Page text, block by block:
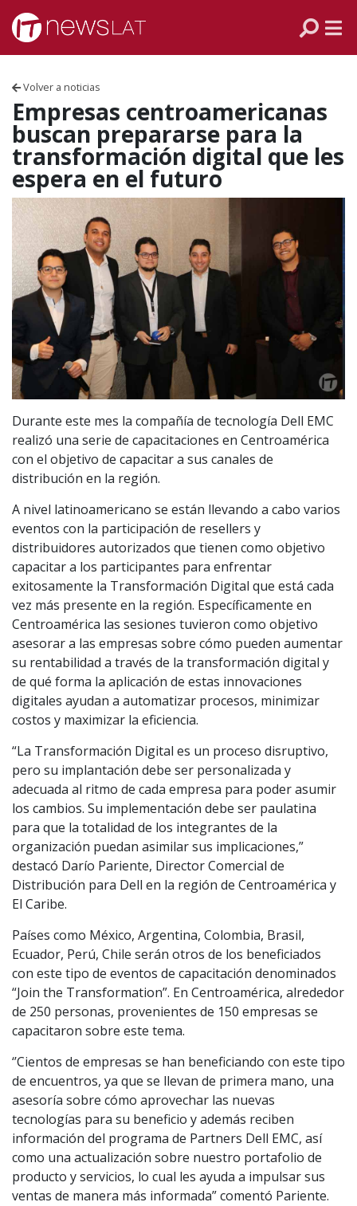
Skip to content
Volver a noticias
Empresas centroamericanas
buscan prepararse para la
transformación digital que les
espera en el futuro
Durante este mes la compañía de tecnología Dell EMC
realizó una serie de capacitaciones en Centroamérica
con el objetivo de capacitar a sus canales de
distribución en la región.
A nivel latinoamericano se están llevando a cabo varios
eventos con la participación de resellers y
distribuidores autorizados que tienen como objetivo
capacitar a los participantes para enfrentar
exitosamente la Transformación Digital que está cada
vez más presente en la región. Específicamente en
Centroamérica las sesiones tuvieron como objetivo
asesorar a las empresas sobre cómo pueden aumentar
su rentabilidad a través de la transformación digital y
de qué forma la aplicación de estas innovaciones
digitales ayudan a automatizar procesos, minimizar
costos y maximizar la eficiencia.
“La Transformación Digital es un proceso disruptivo,
pero su implantación debe ser personalizada y
adecuada al ritmo de cada empresa para poder asumir
los cambios. Su implementación debe ser paulatina
para que la totalidad de los integrantes de la
organización puedan asimilar sus implicaciones,”
destacó Darío Pariente, Director Comercial de
Distribución para Dell en la región de Centroamérica y
El Caribe.
Países como México, Argentina, Colombia, Brasil,
Ecuador, Perú, Chile serán otros de los beneficiados
con este tipo de eventos de capacitación denominados
“Join the Transformation”. En Centroamérica, alrededor
de 250 personas, provenientes de 150 empresas se
capacitaron sobre este tema.
‘’Cientos de empresas se han beneficiando con este tipo
de encuentros, ya que se llevan de primera mano, una
asesoría sobre cómo aprovechar las nuevas
tecnologías para su beneficio y además reciben
información del programa de Partners Dell EMC, así
como una actualización sobre nuestro portafolio de
producto y servicios, lo cual les ayuda a impulsar sus
ventas de manera más informada” comentó Pariente.
VENEZUELA
ECUADOR
PERÚ
ARGENTINA
MÉXICO